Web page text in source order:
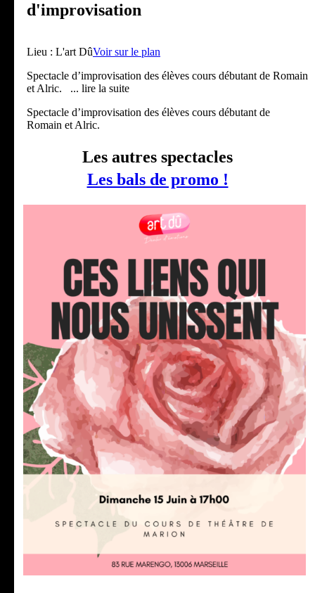
d'improvisation
Lieu : L'art DûVoir sur le plan
Spectacle d’improvisation des élèves cours débutant de Romain
et Alric. ... lire la suite
Spectacle d’improvisation des élèves cours débutant de
Romain et Alric.
Les autres spectacles
Les bals de promo !